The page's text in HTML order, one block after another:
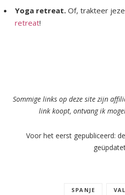
Yoga retreat. Of, trakteer
retreat!
Sommige links op deze site zijn
link koopt, ontvang ik
Voor het eerst gepubliceerd:
SPANJE